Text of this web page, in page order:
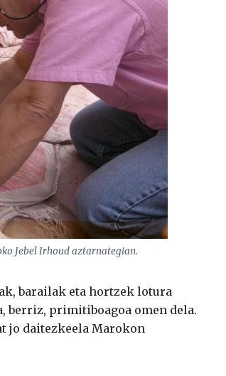
Jebel Irhoud aztarnategian.
barailak eta hortzek lotura
berriz, primitiboagoa omen dela.
jo daitezkeela Marokon